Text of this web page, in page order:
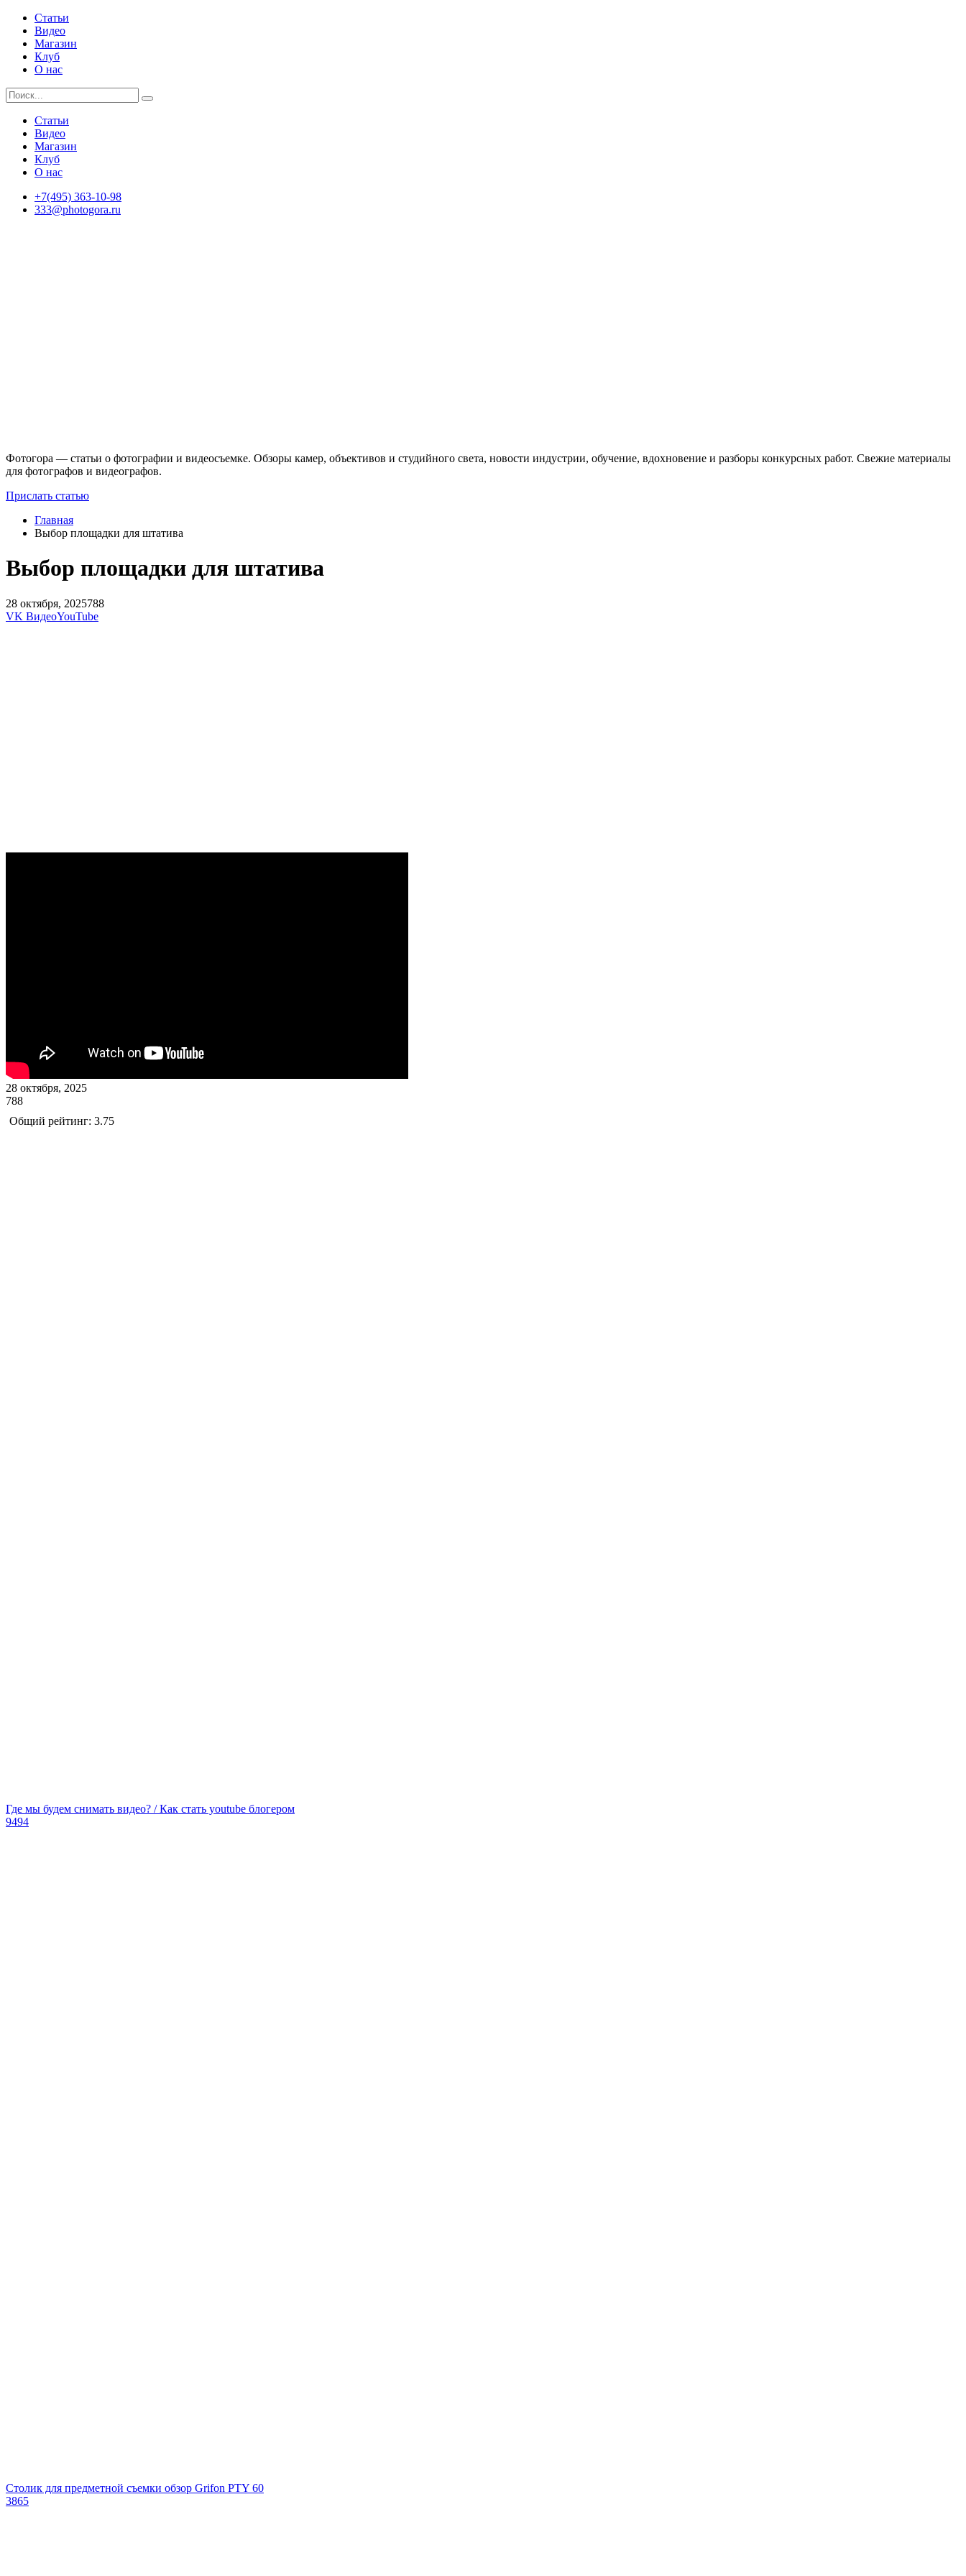
Статьи
Видео
Магазин
Клуб
О нас
Статьи
Видео
Магазин
Клуб
О нас
+7(495) 363-10-98
333@photogora.ru
Фотогора — статьи о фотографии и видеосъемке. Обзоры камер, объективов и студийного света, новости индустрии, обучение, вдохновение и разборы конкурсных работ. Свежие материалы
для фотографов и видеографов.
Прислать статью
Главная
Выбор площадки для штатива
Выбор площадки для штатива
28 октября, 2025788
VK ВидеоYouTube
28 октября, 2025
788
Общий рейтинг: 3.75
Где мы будем снимать видео? / Как стать youtube блогером
9494
Столик для предметной съемки обзор Grifon PTY 60
3865